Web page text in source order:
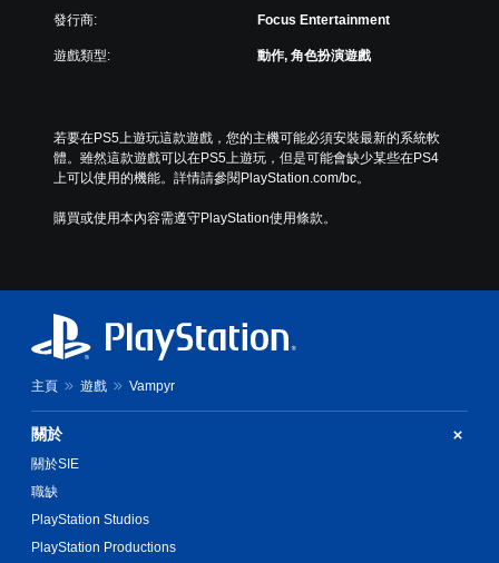
發行商: Focus Entertainment
遊戲類型: 動作, 角色扮演遊戲
若要在PS5上遊玩這款遊戲，您的主機可能必須安裝最新的系統軟
體。雖然這款遊戲可以在PS5上遊玩，但是可能會缺少某些在PS4
上可以使用的機能。詳情請參閱PlayStation.com/bc。
購買或使用本內容需遵守PlayStation使用條款。
主頁 遊戲 Vampyr
關於
關於SIE
職缺
PlayStation Studios
PlayStation Productions